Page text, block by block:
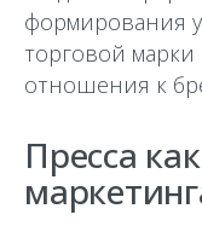
формирования
торговой
отношения к
Пресса